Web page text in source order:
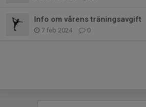
Info om vårens träningsavgift
7 feb 2024 0